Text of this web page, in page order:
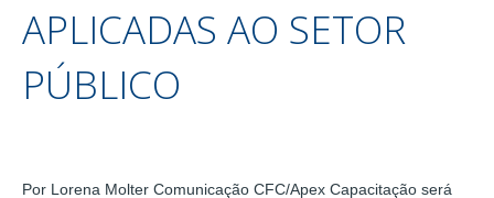
APLICADAS AO SETOR
PÚBLICO
Por Lorena Molter Comunicação CFC/Apex Capacitação será